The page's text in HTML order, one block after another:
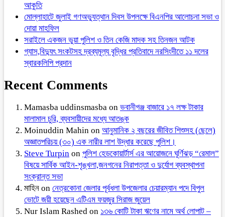
আকুতি
মোল্লাহাটে জুলাই গণঅভ্যুত্থান দিবস উপলক্ষে বিএনপির আলোচনা সভা ও
দোয়া মাহফিল
সরাইলে একজন ভুয়া পুলিশ ও তিন কেজি মাদক সহ তিনজন আটক
গ্যাস,বিদ্যুৎ সংকটসহ দ্রব্যমূল্য বৃদ্ধির প্রতিবাদে নরসিংদীতে ১১ দলের
স্বারকলিপি প্রদান
Recent Comments
Mamasba uddinsmasba on ভবানীগঞ্জ বাজারে ১৭ লক্ষ টাকার
মালামাল চুরি, ব্যবসায়ীদের মধ্যে আতঙ্ক
Moinuddin Mahin on আনুমানিক ২ বছরের জীবিত শিশুসহ (ছেলে)
অজ্ঞাতপরিচয় (৩০) এক নারীর লাশ উদ্ধার করেছে পুলিশ।
Steve Turpin on পুলিশ হেডকোয়ার্টার্স এর আয়োজনে ঘূর্ণিঝড় “রেমাল”
বিষয়ে সার্বিক আইন-শৃঙ্খলা,জনগনের নিরাপত্তা ও দুর্যোগ ব্যবস্থাপনা
সংক্রান্ত সভা
মাহিন on নেত্রকোনা জেলার পূর্বধলা উপজেলার চেয়ারম্যান পদে বিপুল
ভোটে জয়ী হয়েছেন এটিএম ফয়জুর সিরাজ জুয়েল
Nur Islam Rashed on ১৩৬ কোটি টাকা ঋণের নামে অর্থ লোপাট –